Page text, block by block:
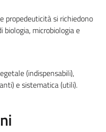
propedeuticità si richiedono
biologia, microbiologia e
(indispensabili),
e sistematica (utili).